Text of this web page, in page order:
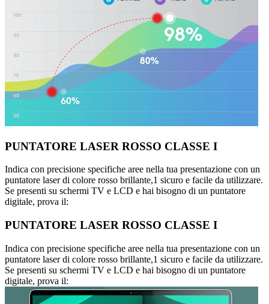
PUNTATORE LASER ROSSO CLASSE I
Indica con precisione specifiche aree nella tua presentazione con un
puntatore laser di colore rosso brillante,1 sicuro e facile da utilizzare.
Se presenti su schermi TV e LCD e hai bisogno di un puntatore
digitale, prova il:
PUNTATORE LASER ROSSO CLASSE I
Indica con precisione specifiche aree nella tua presentazione con un
puntatore laser di colore rosso brillante,1 sicuro e facile da utilizzare.
Se presenti su schermi TV e LCD e hai bisogno di un puntatore
digitale, prova il: